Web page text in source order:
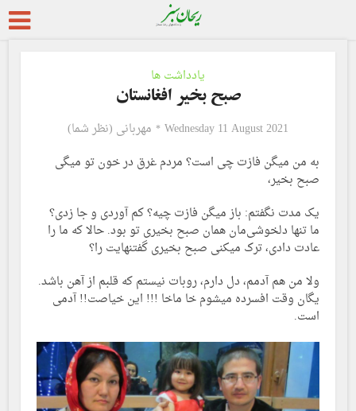
یادداشت ها
صبح بخیر افغانستان
Wednesday 11 August 2021
مهربانی (نظر شما)
به من میگن فازت چی است؟ مردم غرق در خون تو میگی
صبح بخیر،
یک مدت نگفتم: باز میگن فازت چیه؟ کم آوردی و جا زدی؟
ما تنها دلخوشی‌مان همان صبح بخیری تو بود. حالا که ما را
عادت دادی، ترک میکنی صبح بخیری گفتنهایت را؟
ولا من هم آدمم، دل دارم، روبات نیستم که قلبم از آهن باشد.
یگان وقت افسرده میشوم خا‌ ماخا !!! این خیاصت!! آدمی
است.